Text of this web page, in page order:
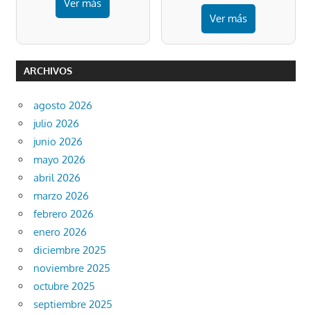
Ver más
Ver más
ARCHIVOS
agosto 2026
julio 2026
junio 2026
mayo 2026
abril 2026
marzo 2026
febrero 2026
enero 2026
diciembre 2025
noviembre 2025
octubre 2025
septiembre 2025